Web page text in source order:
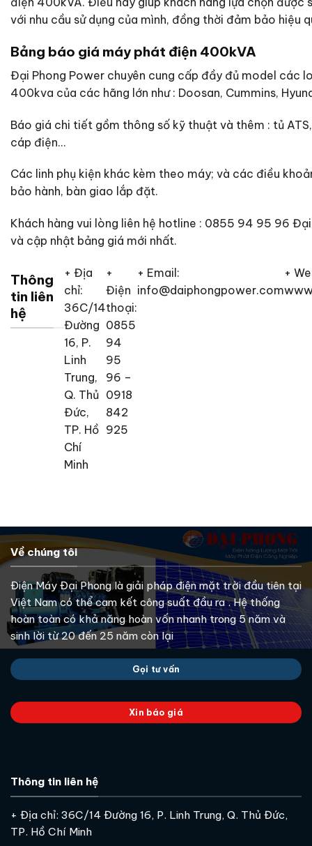
với nhu cầu sử dụng của mình, đồng thời đảm bảo hiệu
Bảng báo giá máy phát điện 400kVA
Đại Phong Power chuyên cung cấp đầy đủ model các
400kva của các hãng lớn như : Doosan, Cummins,
Báo giá chi tiết gồm thông số kỹ thuật và thêm : tủ
cáp điện…
Các linh phụ kiện khác kèm theo máy; và các điều
bảo hành, bàn giao lắp đặt.
Khách hàng vui lòng liên hệ hotline : 0855 94 95 96
và cập nhật bảng giá mới nhất.
Thông
tin liên
hệ
+ Địa
chỉ:
36C/14
Đường
16, P.
Linh
Trung,
Q. Thủ
Đức,
TP. Hồ
Chí
Minh
+
Điện
thoại:
0855
94
95
96 –
0918
842
925
+ Email:
info@daiphongpower.com
+
Về chúng tôi
Điện Máy Đại Phong là giải pháp điện mặt trời đầu tiên tại
Việt Nam có thể cam kết công suất đầu ra . Hệ thống
hoàn toàn có khả năng hoàn vốn nhanh trong 5 năm và
sinh lời từ 20 đến 25 năm còn lại
Gọi tư vấn
Xin báo giá
Thông tin liên hệ
+ Địa chỉ: 36C/14 Đường 16, P. Linh Trung, Q. Thủ Đức,
TP. Hồ Chí Minh